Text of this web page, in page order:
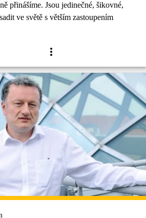
přinášíme. Jsou jedinečné, šikovné,
ve světě s větším zastoupením